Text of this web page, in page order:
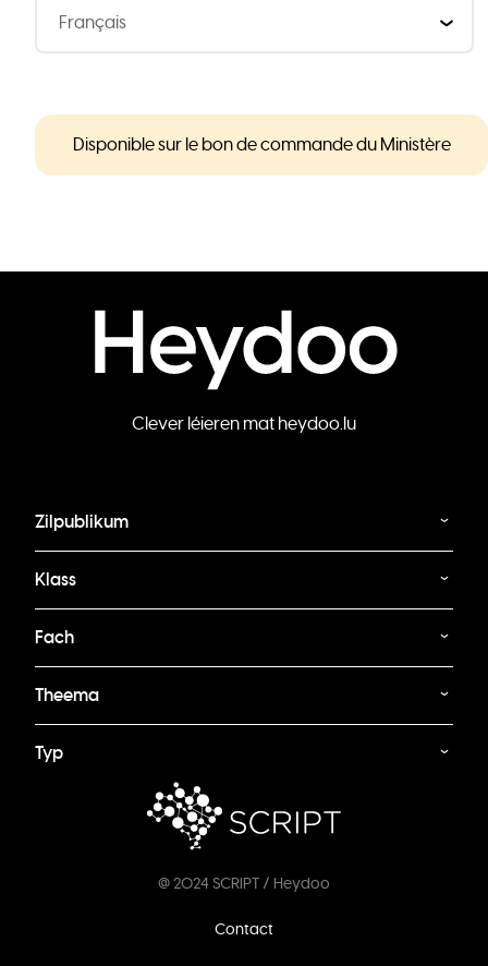
Disponible sur le bon de commande du Ministère
Clever léieren mat heydoo.lu
Zilpublikum
Klass
Fach
Theema
Typ
@ 2024 SCRIPT / Heydoo
Contact